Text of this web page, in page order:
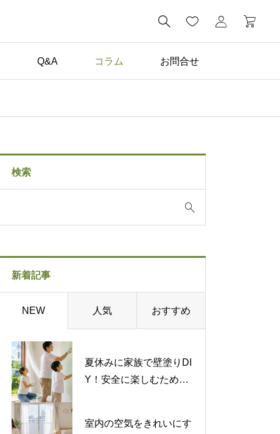

Q&A コラム お問合せ
コラム一覧
検索
新着記事
NEW 人気 おすすめ
夏休みに家族で壁塗りDI
Y！安全に楽しむための
室内の空気をきれいにす